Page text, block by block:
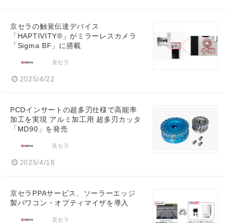
京セラの触覚伝達デバイス
「HAPTIVITY®」がミラーレスカメラ
「Sigma BF」に搭載
京セラ
2025/4/22
PCDインサートの超多刃仕様で高能率
加工を実現 アルミ加工用 超多刃カッタ
「MD90」を発売
京セラ
2025/4/18
京セラPPAサービス、ソーラーエッジ
製パワコン・オプティマイザを導入
京セラ